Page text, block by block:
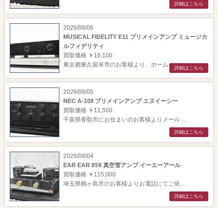
詳細はこちら
2026/08/06
MUSICAL FIDELITY E11 プリメインアンプ ミュージカ
ルフィデリティ
買取価格 ￥16,100
東京都東久留米市のお客様より、ホームペー ...詳細はこちら
2026/08/05
NEC A-10II プリメインアンプ エヌイーシー
買取価格 ￥11,500
千葉県香取市にお住まいのお客様よりメール ...
詳細はこちら
2026/08/04
EAR EAR 859 真空管アンプ イーエーアール
買取価格 ￥115,000
埼玉県鶴ヶ島市のお客様よりお電話にてご依 ...
詳細はこちら